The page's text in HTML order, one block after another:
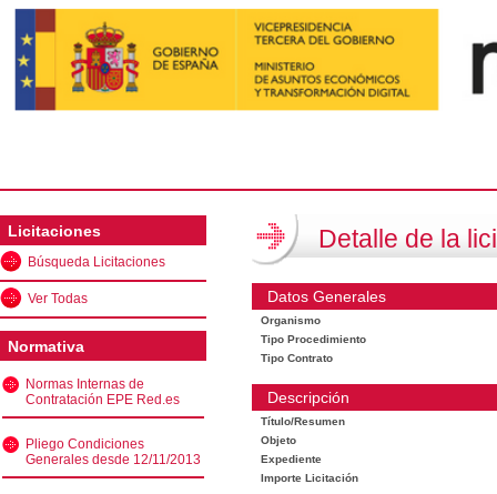
Licitaciones
Búsqueda Licitaciones
Ver Todas
Normativa
Normas Internas de
Contratación EPE Red.es
Pliego Condiciones
Generales desde 12/11/2013
Detalle de la
Datos Generales
Organismo
Tipo Procedimiento
Tipo Contrato
Descripción
Título/Resumen
Objeto
Expediente
Importe Licitación